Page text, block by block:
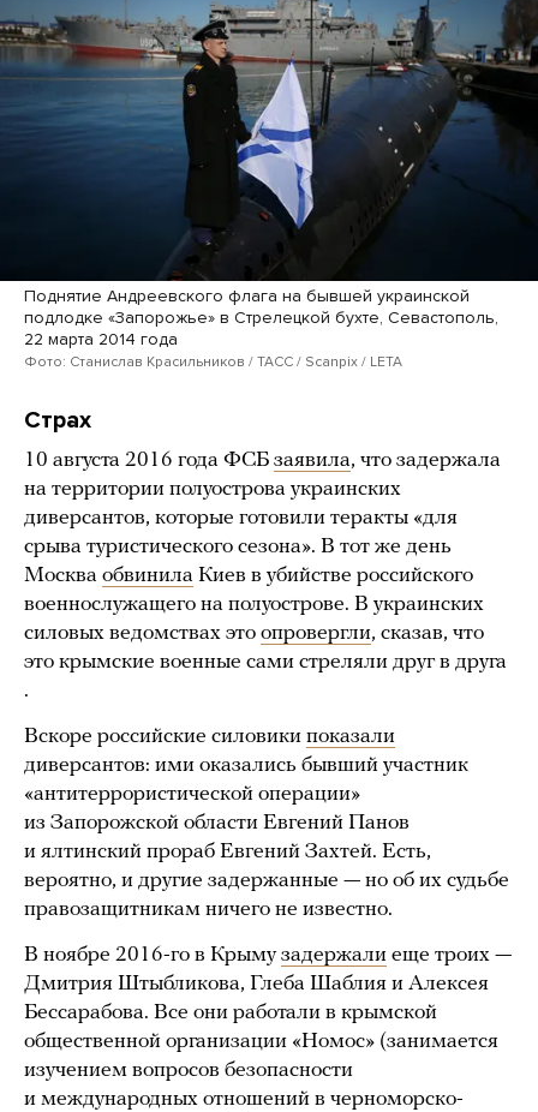
Поднятие Андреевского флага на бывшей украинской
подлодке «Запорожье» в Стрелецкой бухте, Севастополь,
22 марта 2014 года
Фото: Станислав Красильников / ТАСС / Scanpix / LETA
Страх
10 августа 2016 года ФСБ заявила, что задержала
на территории полуострова украинских
диверсантов, которые готовили теракты «для
срыва туристического сезона». В тот же день
Москва обвинила Киев в убийстве российского
военнослужащего на полуострове. В украинских
силовых ведомствах это опровергли, сказав, что
это крымские военные сами стреляли друг в друга
.
Вскоре российские силовики показали
диверсантов: ими оказались бывший участник
«антитеррористической операции»
из Запорожской области Евгений Панов
и ялтинский прораб Евгений Захтей. Есть,
вероятно, и другие задержанные — но об их судьбе
правозащитникам ничего не известно.
В ноябре 2016-го в Крымузадержали еще троих —
Дмитрия Штыбликова, Глеба Шаблия и Алексея
Бессарабова. Все они работали в крымской
общественной организации «Номос» (занимается
изучением вопросов безопасности
и международных отношений в черноморско-